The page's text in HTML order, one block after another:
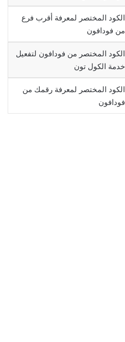
الكود المختصر لمعرفة أقرب فرع
من فودافون
الكود المختصر من فودافون لتفعيل
خدمة الكول تون
الكود المختصر لمعرفة رقمك من
فودافون